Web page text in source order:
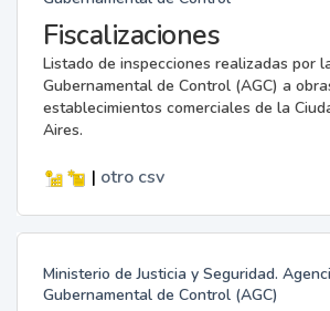
Fiscalizaciones
Listado de inspecciones realizadas por
Gubernamental de Control (AGC) a
establecimientos comerciales de la
Aires.
| otro csv
Ministerio de Justicia y Seguridad.
Gubernamental de Control (AGC)